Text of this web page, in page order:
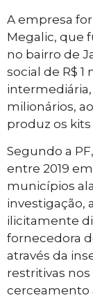
A empresa
Megalic, que
no bairro de
social de R$
milionários,
produz os
Segundo a
entre 2019
municípios
investigação,
ilicitamente
fornecedora
através da
restritivas
cerceamento